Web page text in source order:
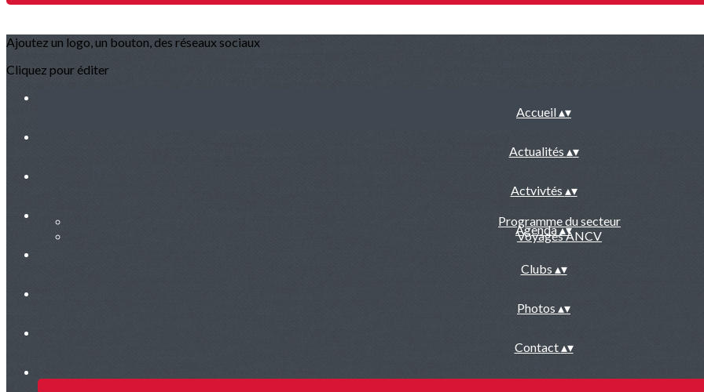
Ajoutez un logo, un bouton, des réseaux sociaux
Cliquez pour éditer
Accueil▴▾
Actualités ▴▾
Actvivtés ▴▾
Programme du secteur
Voyages ANCV
Agenda▴▾
Clubs ▴▾
Photos ▴▾
Contact▴▾